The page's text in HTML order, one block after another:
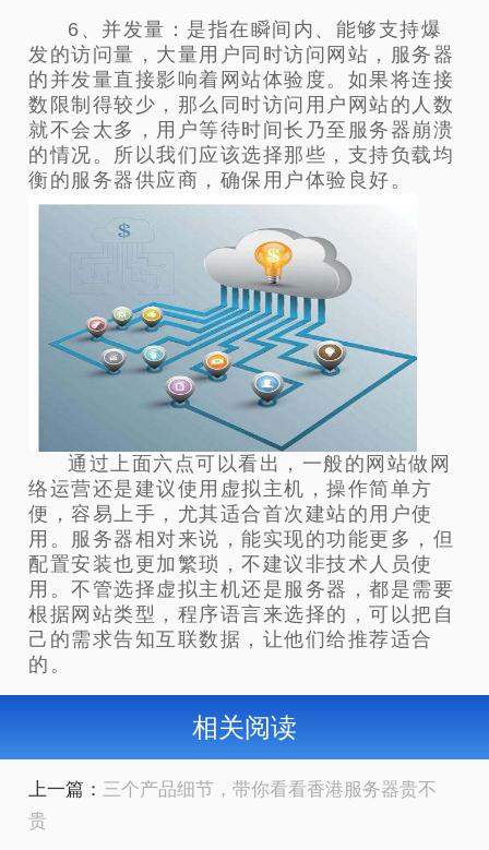
6、并发量：是指在瞬间内、能够支持爆
发的访问量，大量用户同时访问网站，服务器
的并发量直接影响着网站体验度。如果将连接
数限制得较少，那么同时访问用户网站的人数
就不会太多，用户等待时间长乃至服务器崩溃
的情况。所以我们应该选择那些，支持负载均
衡的服务器供应商，确保用户体验良好。
通过上面六点可以看出，一般的网站做网
络运营还是建议使用虚拟主机，操作简单方
便，容易上手，尤其适合首次建站的用户使
用。服务器相对来说，能实现的功能更多，但
配置安装也更加繁琐，不建议非技术人员使
用。不管选择虚拟主机还是服务器，都是需要
根据网站类型，程序语言来选择的，可以把自
己的需求告知互联数据，让他们给推荐适合
的。
相关阅读
上一篇： 三个产品细节，带你看看香港服务器贵不
贵